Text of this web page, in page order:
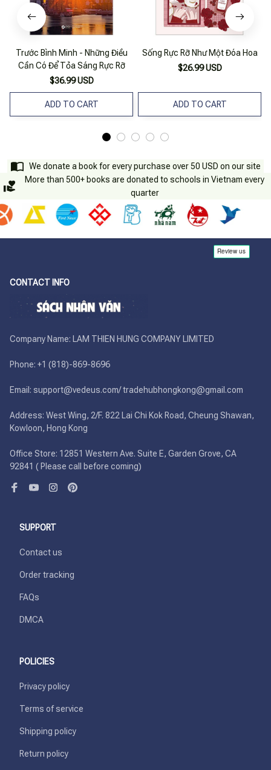
Trước Bình Minh - Những Điều
Cần Có Để Tỏa Sáng Rực Rỡ
$36.99 USD
ADD TO CART
Sống Rực Rỡ Như Một Đóa Hoa
$26.99 USD
ADD TO CART
We donate a book for every purchase over 50 USD on our site
More than 500+ books are donated to schools in Vietnam every
quarter
CONTACT INFO
Company Name: LAM THIEN HUNG COMPANY LIMITED
Phone: +1 (818)-869-8696
Email: support@vedeus.com/ tradehubhongkong@gmail.com
Address: West Wing, 2/F. 822 Lai Chi Kok Road, Cheung Shawan,
Kowloon, Hong Kong
Office Store: 12851 Western Ave. Suite E, Garden Grove, CA
92841 ( Please call before coming)
SUPPORT
Contact us
Order tracking
FAQs
DMCA
POLICIES
Privacy policy
Terms of service
Shipping policy
Return policy